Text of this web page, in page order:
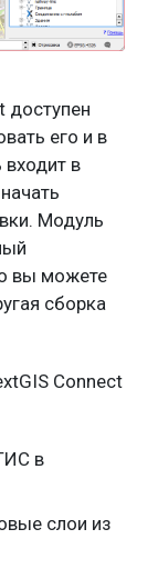
доступен
его и в
в
Модуль
вы можете
сборка
Connect
в
слои из